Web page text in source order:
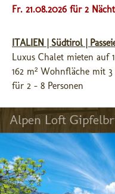
Fr. 21.08.2026 für 2
ITALIEN | Südtirol |
Luxus Chalet mieten auf
162 m² Wohnfläche mit
für 2 - 8 Personen
Alpen Loft